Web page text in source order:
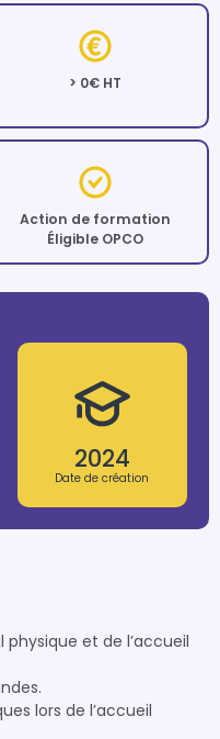
> 0€ HT
Action de formation
Éligible OPCO
2024
Date de création
physique et de l’accueil
lors de l’accueil